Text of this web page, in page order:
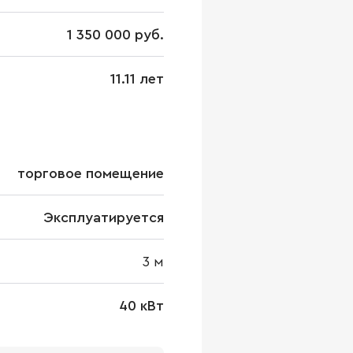
1 350 000 руб.
11.11 лет
торговое помещение
Эксплуатируется
3 м
40 кВт